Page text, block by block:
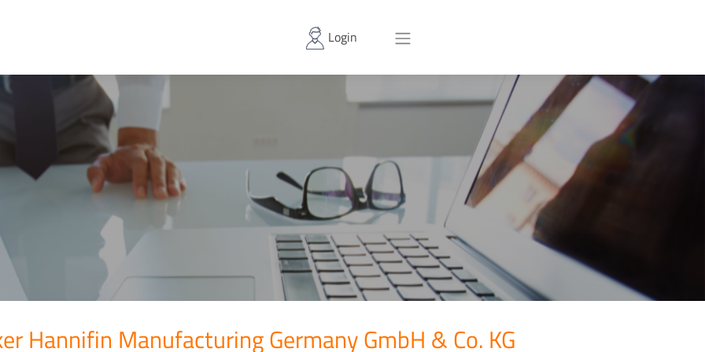
Login
Hannifin Manufacturing Germany GmbH & Co. KG